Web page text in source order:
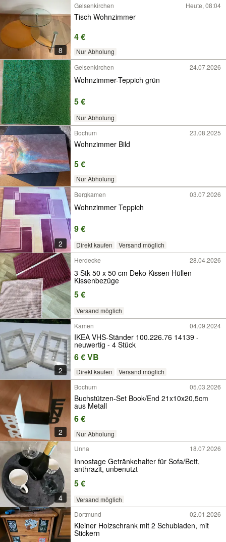
8
Gelsenkirchen Heute, 08:04
Tisch Wohnzimmer
4 €
Nur Abholung
Gelsenkirchen
24.07.2026
Wohnzimmer-Teppich grün
5 €
Nur Abholung
Bochum
23.08.2025
Wohnzimmer Bild
5 €
Nur Abholung
2
Bergkamen 03.07.2026
Wohnzimmer Teppich
9 €
Direkt kaufen
Versand möglich
Herdecke
28.04.2026
3 Stk 50 x 50 cm Deko Kissen Hüllen
Kissenbezüge
5 €
Versand möglich
2
Kamen 04.09.2024
IKEA VHS-Ständer 100.226.76 14139 -
neuwertig - 4 Stück
6 € VB
Direkt kaufen Versand möglich
2
Bochum 05.03.2026
Buchstützen-Set Book/End 21x10x20,5cm
aus Metall
6 €
Nur Abholung
4
Unna 18.07.2026
Innostage Getränkehalter für Sofa/Bett,
anthrazit, unbenutzt
5 €
Versand möglich
Dortmund
02.01.2026
Kleiner Holzschrank mit 2 Schubladen, mit
Stickern